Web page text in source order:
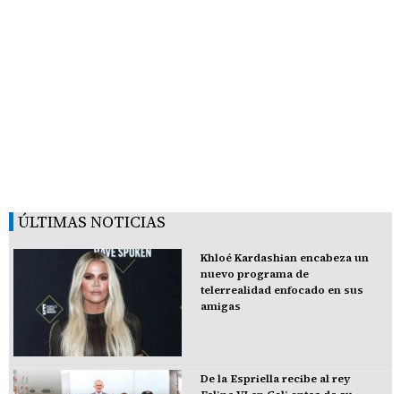
ÚLTIMAS NOTICIAS
Khloé Kardashian encabeza un
nuevo programa de
telerrealidad enfocado en sus
amigas
De la Espriella recibe al rey